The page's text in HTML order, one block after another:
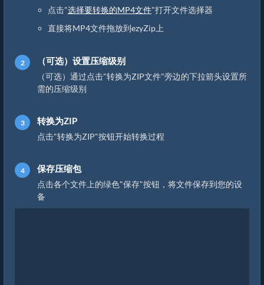
点击"选择要转换的MP4文件"打开文件选择器
直接将MP4文件拖放到ezyZip上
（可选）设置压缩级别
（可选）通过点击"转换为ZIP文件"旁边的下拉箭头设置所
需的压缩级别
转换为ZIP
点击"转换为ZIP"按钮开始转换过程
保存压缩包
点击各个文件上的绿色"保存"按钮，将文件保存到您的设
备